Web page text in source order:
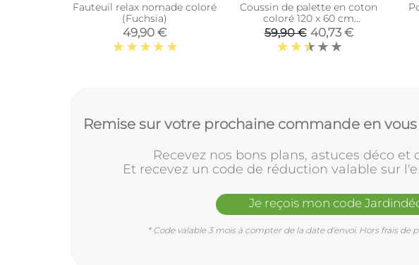
Fauteuil relax nomade coloré
(Fuchsia)
49,90 €
Coussin de palette en coton
coloré 120 x 60 cm
(Turquoise)
59,90 € 40,73 €
Remise sur votre prochaine commande en
Recevez nos bons plans, astuces déco et
Et recevez un code de réduction valable sur
Je reçois mon code
* Code valable 3 mois à compter de la date d'envoi. Hors frais de